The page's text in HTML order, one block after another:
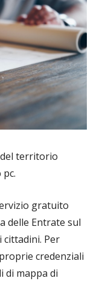
territorio
gratuito
delle Entrate sul
Per
credenziali
di mappa di